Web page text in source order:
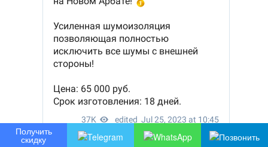
Получить
скидку